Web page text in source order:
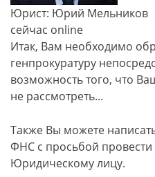
Юрист: Юрий Мельников
сейчас online
Итак, Вам необходимо
генпрокуратуру
возможность того, что
не рассмотреть...
Также Вы можете
ФНС с просьбой
Юридическому лицу.